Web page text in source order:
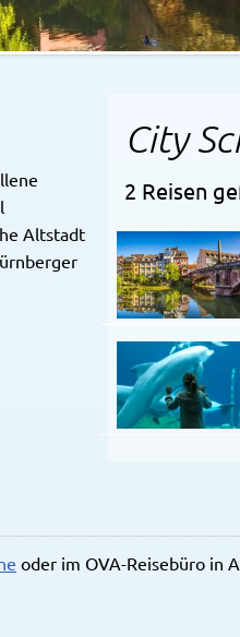
Altstadt
City
2 Reisen
oder im OVA-Reisebüro in